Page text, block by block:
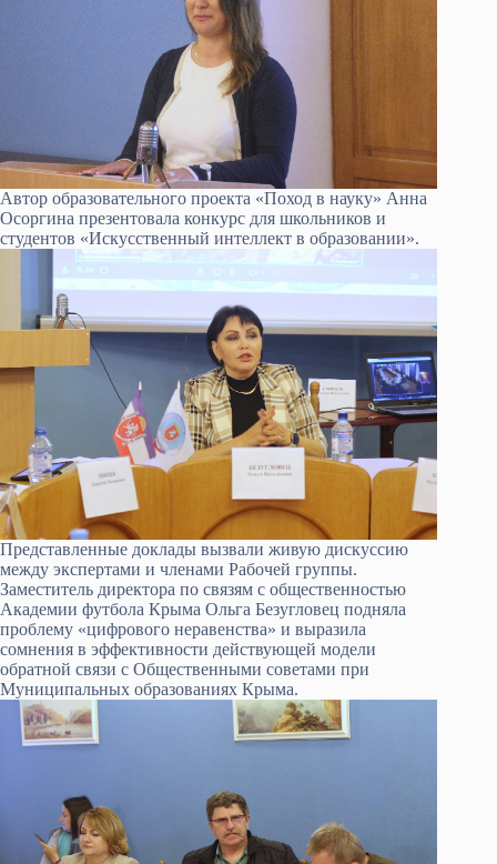
Автор образовательного проекта «Поход в науку» Анна
Осоргина презентовала конкурс для школьников и
студентов «Искусственный интеллект в образовании».
Представленные доклады вызвали живую дискуссию
между экспертами и членами Рабочей группы.
Заместитель директора по связям с общественностью
Академии футбола Крыма Ольга Безугловец подняла
проблему «цифрового неравенства» и выразила
сомнения в эффективности действующей модели
обратной связи с Общественными советами при
Муниципальных образованиях Крыма.